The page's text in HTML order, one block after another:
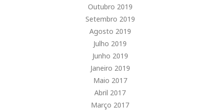
Outubro 2019
Setembro 2019
Agosto 2019
Julho 2019
Junho 2019
Janeiro 2019
Maio 2017
Abril 2017
Março 2017